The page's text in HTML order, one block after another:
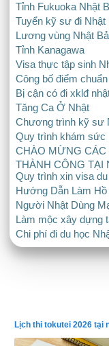
Tỉnh Fukuoka Nhật
Tuyển kỹ sư đi Nhật
Lương vùng Nhật
Tỉnh Kanagawa
Visa thực tập sinh
Công bố điểm
Bị cận có đi xklđ
Tăng Ca Ở Nhật
Chương trình kỹ sư
Quy trình khám sức
CHÀO MỪNG CÁC
THÀNH CÔNG TẠI
Quy trình xin visa
Hướng Dẫn Làm
Người Nhật Dùng
Làm mộc xây dựng
Chi phí đi du học
Lịch thi tokutei 2026 tại